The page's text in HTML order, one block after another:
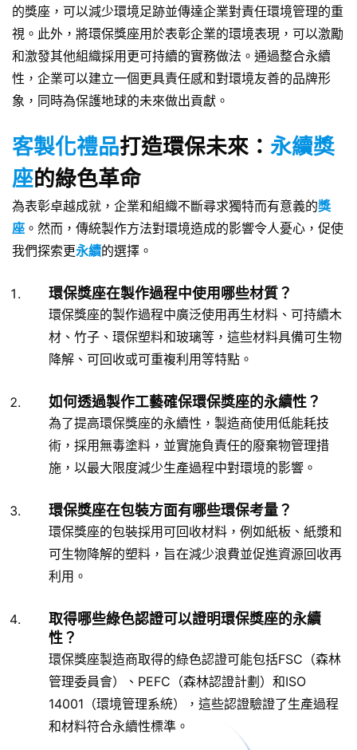
的獎座，可以減少環境足跡並傳達企業對責任環境管理的重
視。此外，將環保獎座用於表彰企業的環境表現，可以激勵
和激發其他組織採用更可持續的實務做法。通過整合永續
性，企業可以建立一個更具責任感和對環境友善的品牌形
象，同時為保護地球的未來做出貢獻。
客製化禮品打造環保未來： 永續獎
座的綠色革命
為表彰卓越成就，企業和組織不斷尋求獨特而有意義的獎
座 。然而，傳統製作方法對環境造成的影響令人憂心，促使
我們探索更永續的選擇。
環保獎座在製作過程中使用哪些材質？
環保獎座的製作過程中廣泛使用再生材料、可持續木
材、竹子、環保塑料和玻璃等，這些材料具備可生物
降解、可回收或可重複利用等特點。
如何透過製作工藝確保環保獎座的永續性？
為了提高環保獎座的永續性，製造商使用低能耗技
術，採用無毒塗料，並實施負責任的廢棄物管理措
施，以最大限度減少生產過程中對環境的影響。
環保獎座在包裝方面有哪些環保考量？
環保獎座的包裝採用可回收材料，例如紙板、紙漿和
可生物降解的塑料，旨在減少浪費並促進資源回收再
利用。
取得哪些綠色認證可以證明環保獎座的永續
性？
環保獎座製造商取得的綠色認證可能包括FSC（森林
管理委員會）、PEFC（森林認證計劃）和ISO
14001（環境管理系統），這些認證驗證了生產過程
和材料符合永續性標準。